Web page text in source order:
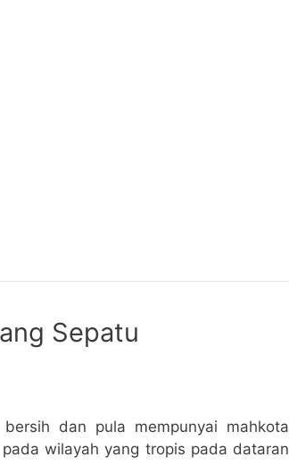
Sepatu
dan pula mempunyai mahkota
wilayah yang tropis pada dataran